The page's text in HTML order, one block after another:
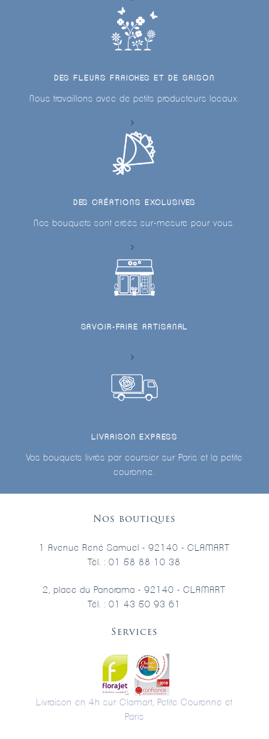
DES FLEURS FRAICHES ET DE SAISON
Nous travaillons avec de petits producteurs locaux.
DES CRÉATIONS EXCLUSIVES
Nos bouquets sont créés sur-mesure pour vous.
SAVOIR-FAIRE ARTISANAL
LIVRAISON EXPRESS
Vos bouquets livrés par coursier sur Paris et la petite
couronne.
Nos boutiques
1 Avenue René Samuel - 92140 - CLAMART
Tél. : 01 58 88 10 38
2, place du Panorama - 92140 - CLAMART
Tél. : 01 43 50 93 61
Services
Livraison en 4h sur Clamart, Petite Couronne et
Paris